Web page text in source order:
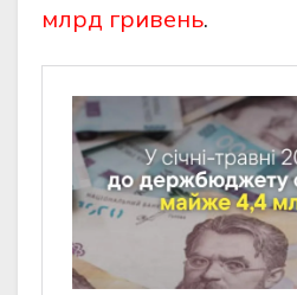
млрд гривень.